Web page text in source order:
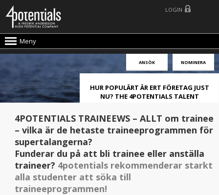
Meny
LOGIN
ANSÖK NOMINERA
HUR POPULÄRT ÄR ERT FÖRETAG JUST
NU? THE 4POTENTIALS TALENT
4POTENTIALS TRAINEEWS – ALLT om trainee
– vilka är de hetaste traineeprogrammen för
supertalangerna?
Funderar du på att bli trainee eller anställa
traineer? 4potentials rekommenderar starkt
alla studenter att söka till
traineeprogrammen!